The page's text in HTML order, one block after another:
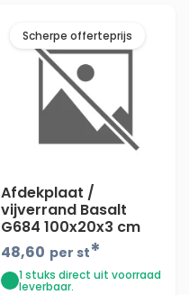
Scherpe offerteprijs
Afdekplaat /
vijverrand Basalt
G684 100x20x3 cm
gevlamd met facet
48,60 per st*
1 stuks direct uit voorraad
leverbaar.